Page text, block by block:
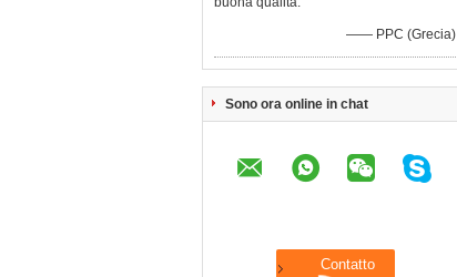
—— PPC (Grecia)
Sono ora online in chat